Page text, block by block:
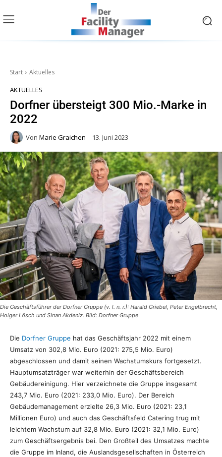
Start Aktuelles
AKTUELLES
Dorfner übersteigt 300 Mio.-Marke in
2022
Von Marie Graichen 13. Juni 2023
Die Geschäftsführer der Dorfner Gruppe (v. l. n. r.): Harald Griebel, Peter Engelbrecht,
Holger Lösch und Sinan Akdeniz. Bild: Dorfner Gruppe
Die Dorfner Gruppe hat das Geschäftsjahr 2022 mit einem
Umsatz von 302,8 Mio. Euro (2021: 275,5 Mio. Euro)
abgeschlossen und damit seinen Wachstumskurs fortgesetzt.
Hauptumsatzträger war weiterhin der Geschäftsbereich
Gebäudereinigung. Hier verzeichnete die Gruppe insgesamt
243,7 Mio. Euro (2021: 233,0 Mio. Euro). Der Bereich
Gebäudemanagement erzielte 26,3 Mio. Euro (2021: 23,1
Millionen Euro) und auch das Geschäftsfeld Catering trug mit
leichtem Wachstum auf 32,8 Mio. Euro (2021: 32,1 Mio. Euro)
zum Geschäftsergebnis bei. Den Großteil des Umsatzes machte
die Gruppe im Inland, die Auslandsgesellschaften in Österreich